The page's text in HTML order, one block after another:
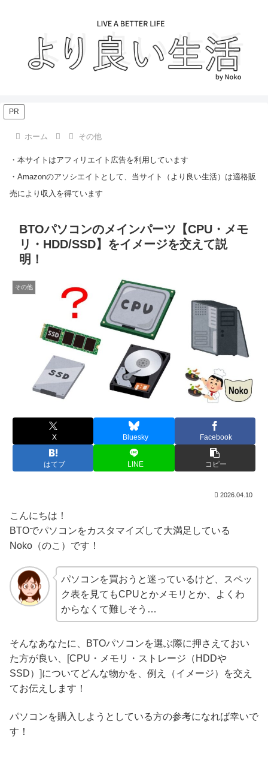
PR
ホーム その他
・本サイトはアフィリエイト広告を利用しています
・Amazonのアソシエイトとして、当サイト（より良い生活）は適格販
売により収入を得ています
BTOパソコンのメインパーツ【CPU・メモ
リ・HDD/SSD】をイメージを交えて説
明！
その他
X Bluesky Facebook
はてブ LINE コピー
2026.04.10
こんにちは！
BTOでパソコンをカスタマイズして大満足している
Noko（のこ）です！
パソコンを買おうと迷っているけど、スペッ
ク表を見てもCPUとかメモリとか、よくわ
からなくて難しそう…
そんなあなたに、BTOパソコンを選ぶ際に押さえておい
た方が良い、[CPU・メモリ・ストレージ（HDDや
SSD）]についてどんな物かを、例え（イメージ）を交え
てお伝えします！
パソコンを購入しようとしている方の参考になれば幸いで
す！